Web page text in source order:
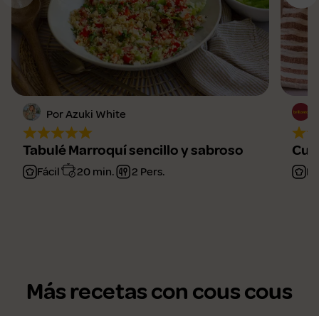
Por Azuki White
Tabulé Marroquí sencillo y sabroso
Fácil 20 min. 2 Pers.
Más recetas con cous cous